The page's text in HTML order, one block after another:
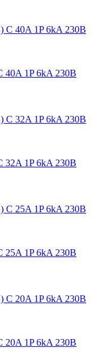
40A 1P 6kA 230В
32A 1P 6kA 230В
25A 1P 6kA 230В
20A 1P 6kA 230В